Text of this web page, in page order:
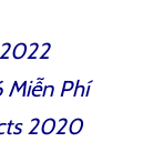
Miễn Phí
2020